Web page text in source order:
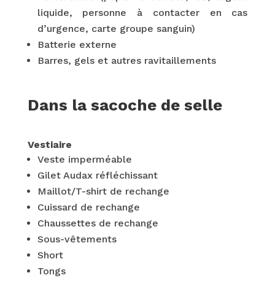
liquide, personne à contacter en cas
d’urgence, carte groupe sanguin)
Batterie externe
Barres, gels et autres ravitaillements
Dans la sacoche de selle
Vestiaire
Veste imperméable
Gilet Audax réfléchissant
Maillot/T-shirt de rechange
Cuissard de rechange
Chaussettes de rechange
Sous-vêtements
Short
Tongs